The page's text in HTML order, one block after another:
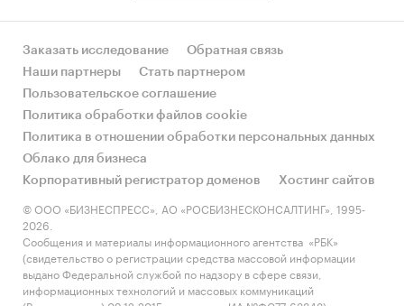
Заказать исследование
Обратная связь
Наши партнеры
Стать партнером
Пользовательское соглашение
Политика обработки файлов cookie
Политика в отношении обработки персональных данных
Облако для бизнеса
Корпоративный регистратор доменов
Хостинг сайтов
© ООО «БИЗНЕСПРЕСС», АО «РОСБИЗНЕСКОНСАЛТИНГ», 1995-
2026.
Сообщения и материалы информационного агентства «РБК»
(свидетельство о регистрации средства массовой информации
выдано Федеральной службой по надзору в сфере связи,
информационных технологий и массовых коммуникаций